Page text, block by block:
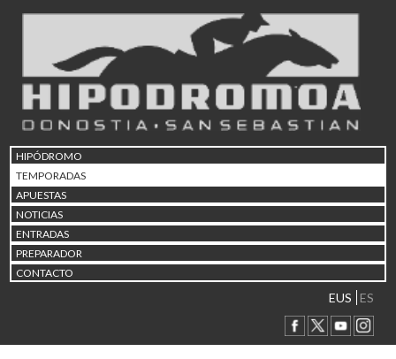
HIPÓDROMO
TEMPORADAS
APUESTAS
NOTICIAS
ENTRADAS
PREPARADOR
CONTACTO
EUS ES